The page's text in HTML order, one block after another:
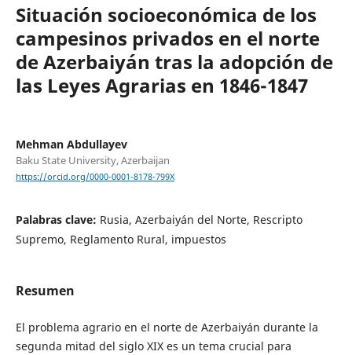
Situación socioeconómica de los
campesinos privados en el norte
de Azerbaiyán tras la adopción de
las Leyes Agrarias en 1846-1847
Mehman Abdullayev
Baku State University, Azerbaijan
https://orcid.org/0000-0001-8178-799X
Palabras clave: Rusia, Azerbaiyán del Norte, Rescripto
Supremo, Reglamento Rural, impuestos
Resumen
El problema agrario en el norte de Azerbaiyán durante la
segunda mitad del siglo XIX es un tema crucial para